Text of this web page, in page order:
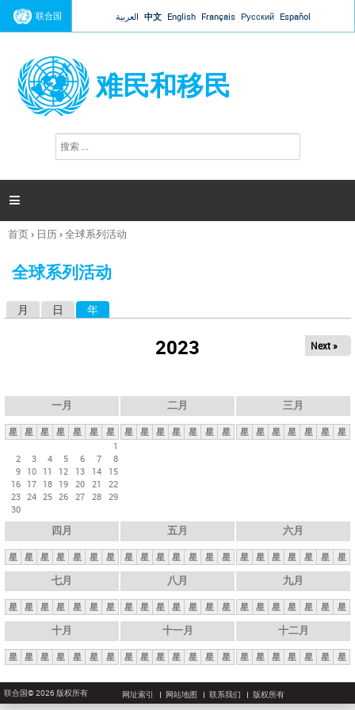
Jump to navigation
联合国 العربية 中文 English Français Русский Español
难民和移民
搜
索

你
这
首页› 日历›全球系列活动
全球系列活动
月 日 年
2023 Next »
一月
星 星 星 星 星 星
星
1
2
3 4 5 6 7
8
9 10 11 12 13 14
15
16 17 18 19 20 21
22
23 24 25 26 27 28 29
30
二月
星 星 星 星 星 星 星
三月
星 星 星 星 星 星 星
四月
星 星 星 星 星 星 星
五月
星 星 星 星 星 星 星
六月
星 星 星 星 星 星 星
七月
星 星 星 星 星 星 星
八月
星 星 星 星 星 星 星
九月
星 星 星 星 星 星 星
十月
星 星 星 星 星 星 星
十一月
星 星 星 星 星 星 星
十二月
星 星 星 星 星 星 星
联合国© 2026 版权所有 网址索引 网站地图 联系我们 版权所有